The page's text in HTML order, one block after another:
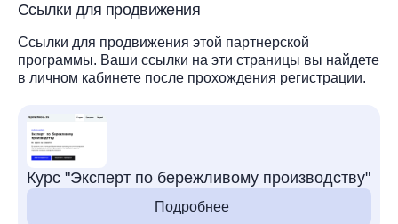
Ссылки для продвижения
Ссылки для продвижения этой партнерской
программы. Ваши ссылки на эти страницы вы найдете
в личном кабинете после прохождения регистрации.
Курс "Эксперт по бережливому производству"
Подробнее